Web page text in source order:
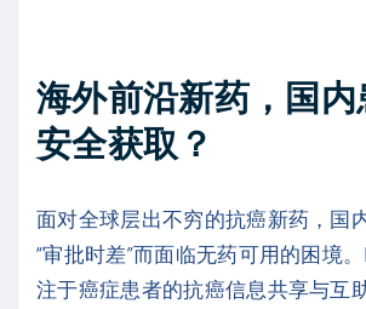
海外前沿新药，国
安全获取？
面对全球层出不穷的抗癌新药，国
“审批时差”而面临无药可用的困境
注于癌症患者的抗癌信息共享与互